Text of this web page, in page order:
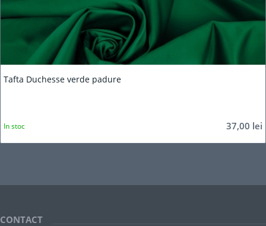
Tafta Duchesse verde padure
37,00 lei
In stoc
CONTACT